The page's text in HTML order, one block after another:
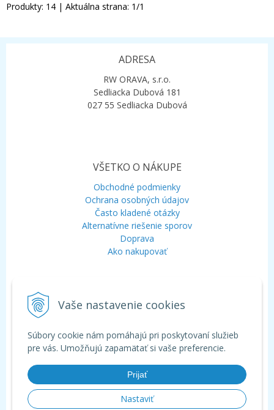
Vaše nastavenie cookies
Súbory cookie nám pomáhajú pri poskytovaní služieb
pre vás. Umožňujú zapamätať si vaše preferencie.
Prijať
Nastaviť
Produkty: 14 | Aktuálna strana: 1/1
ADRESA
RW ORAVA, s.r.o.
Sedliacka Dubová 181
027 55 Sedliacka Dubová
VŠETKO O NÁKUPE
Obchodné podmienky
Ochrana osobných údajov
Často kladené otázky
Alternatívne riešenie sporov
Doprava
Ako nakupovať
Mobil:+421 948 120 323
Chat:WhatsApp
Chat:Viber